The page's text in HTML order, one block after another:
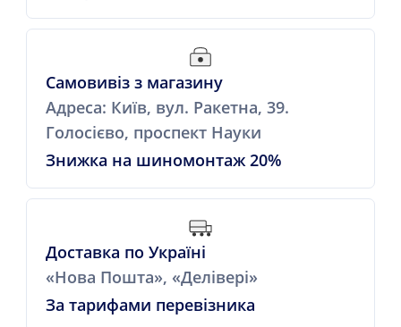
Самовивіз з магазину
Адреса: Київ, вул. Ракетна, 39.
Голосієво, проспект Науки
Знижка на шиномонтаж 20%
Доставка по Україні
«Нова Пошта», «Делівері»
За тарифами перевізника